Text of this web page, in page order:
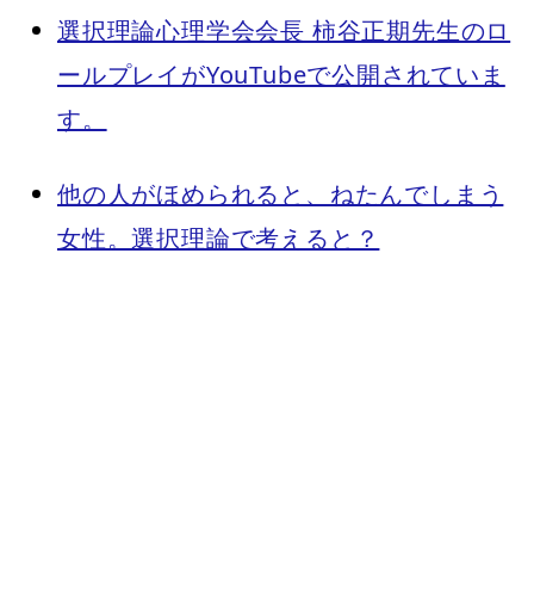
選択理論心理学会会長 柿谷正期先生のロ
ールプレイがYouTubeで公開されていま
す。
他の人がほめられると、ねたんでしまう
女性。選択理論で考えると？